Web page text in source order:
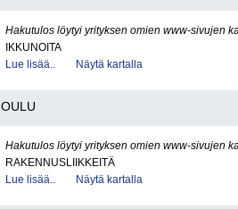
Hakutulos löytyi yrityksen omien www-sivujen
IKKUNOITA
Lue lisää..
Näytä kartalla
OULU
Hakutulos löytyi yrityksen omien www-sivujen
RAKENNUSLIIKKEITÄ
Lue lisää..
Näytä kartalla